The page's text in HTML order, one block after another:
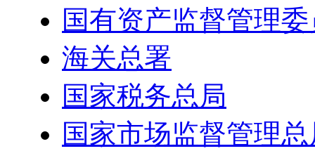
国有资产监督管理
海关总署
国家税务总局
国家市场监督管理